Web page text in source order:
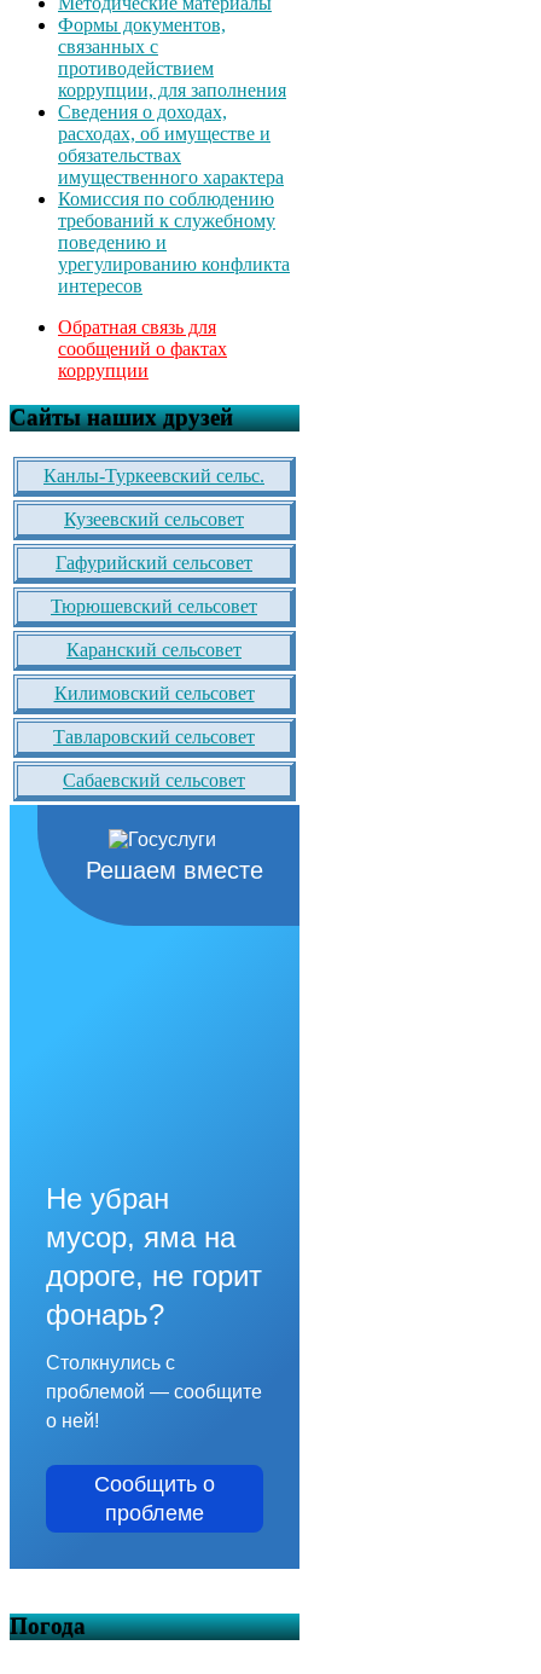
Формы документов,
связанных с
противодействием
коррупции, для заполнения
Сведения о доходах,
расходах, об имуществе и
обязательствах
имущественного характера
Комиссия по соблюдению
требований к служебному
поведению и
урегулированию конфликта
интересов
Обратная связь для
сообщений о фактах
коррупции
Сайты наших друзей
Канлы-Туркеевский сельс.
Кузеевский сельсовет
Гафурийский сельсовет
Тюрюшевский сельсовет
Каранский сельсовет
Килимовский сельсовет
Тавларовский сельсовет
Сабаевский сельсовет
Решаем вместе
Не убран
мусор, яма на
дороге, не горит
фонарь?
Столкнулись с
проблемой — сообщите
о ней!
Сообщить о
проблеме
Погода